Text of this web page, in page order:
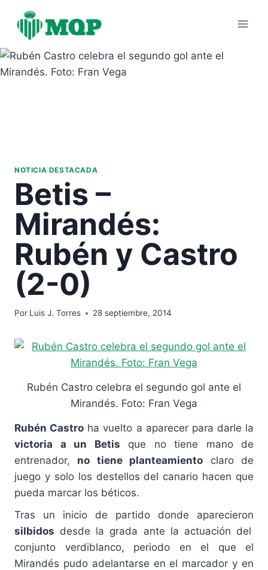
contenido
NOTICIA DESTACADA
Betis –
Mirandés:
Rubén y Castro
(2-0)
Por Luis J. Torres 28 septiembre, 2014
Rubén Castro celebra el segundo gol ante el
Mirandés. Foto: Fran Vega
Rubén Castro ha vuelto a aparecer para darle la
victoria a un Betis que no tiene mano de
entrenador, no tiene planteamiento claro de
juego y solo los destellos del canario hacen que
pueda marcar los béticos.
Tras un inicio de partido donde aparecieron
silbidos desde la grada ante la actuación del
conjunto verdiblanco, periodo en el que el
Mirandés pudo adelantarse en el marcador y en